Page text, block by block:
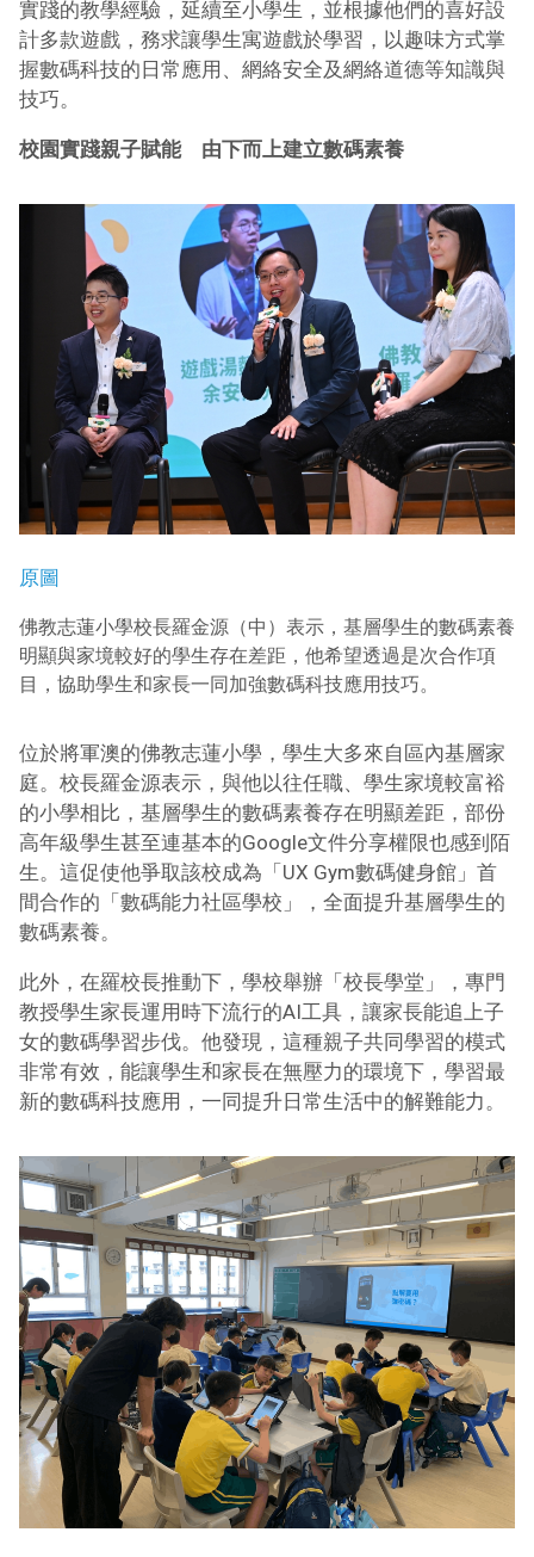
實踐的教學經驗，延續至小學生，並根據他們的喜好設
計多款遊戲，務求讓學生寓遊戲於學習，以趣味方式掌
握數碼科技的日常應用、網絡安全及網絡道德等知識與
技巧。
校園實踐親子賦能 由下而上建立數碼素養
原圖
佛教志蓮小學校長羅金源（中）表示，基層學生的數碼素養
明顯與家境較好的學生存在差距，他希望透過是次合作項
目，協助學生和家長一同加強數碼科技應用技巧。
位於將軍澳的佛教志蓮小學，學生大多來自區內基層家
庭。校長羅金源表示，與他以往任職、學生家境較富裕
的小學相比，基層學生的數碼素養存在明顯差距，部份
高年級學生甚至連基本的Google文件分享權限也感到陌
生。這促使他爭取該校成為「UX Gym數碼健身館」首
間合作的「數碼能力社區學校」，全面提升基層學生的
數碼素養。
此外，在羅校長推動下，學校舉辦「校長學堂」，專門
教授學生家長運用時下流行的AI工具，讓家長能追上子
女的數碼學習步伐。他發現，這種親子共同學習的模式
非常有效，能讓學生和家長在無壓力的環境下，學習最
新的數碼科技應用，一同提升日常生活中的解難能力。